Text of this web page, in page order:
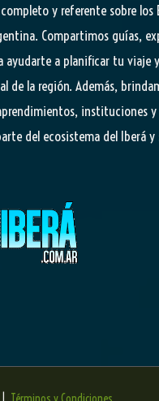
y referente sobre los
Compartimos guías,
ayudarte a planificar tu viaje
de la región. Además,
instituciones y
del ecosistema del Iberá y